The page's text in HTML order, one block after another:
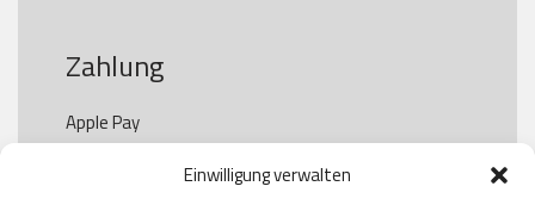
Einwilligung verwalten
Zahlung
Apple Pay
Paypal